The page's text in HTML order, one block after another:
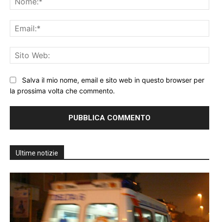
Salva il mio nome, email e sito web in questo browser per
la prossima volta che commento.
Ultime notizie